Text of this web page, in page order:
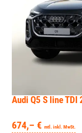
Audi Q5 S line TDI
674,– € mtl. inkl. MwSt.